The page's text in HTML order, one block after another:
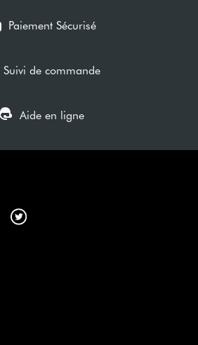
Paiement Sécurisé
Suivi de commande
Aide en ligne